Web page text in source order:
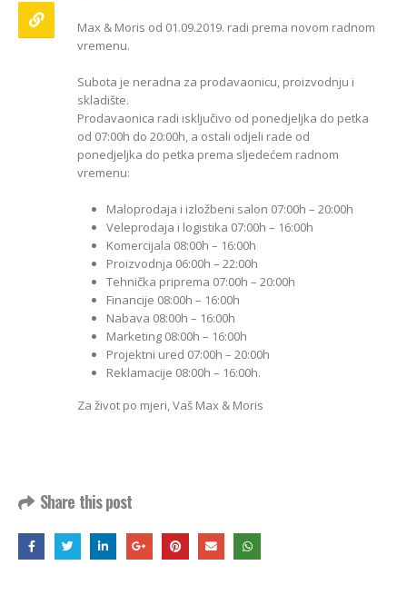
Max & Moris od 01.09.2019. radi prema novom radnom
vremenu.
Subota je neradna za prodavaonicu, proizvodnju i
skladište.
Prodavaonica radi isključivo od ponedjeljka do petka
od 07:00h do 20:00h, a ostali odjeli rade od
ponedjeljka do petka prema sljedećem radnom
vremenu:
Maloprodaja i izložbeni salon 07:00h – 20:00h
Veleprodaja i logistika 07:00h – 16:00h
Komercijala 08:00h – 16:00h
Proizvodnja 06:00h – 22:00h
Tehnička priprema 07:00h – 20:00h
Financije 08:00h – 16:00h
Nabava 08:00h – 16:00h
Marketing 08:00h – 16:00h
Projektni ured 07:00h – 20:00h
Reklamacije 08:00h – 16:00h.
Za život po mjeri, Vaš Max & Moris
Share this post
EGGER Dekorativna
kolekcija 26+
Inspiracija bez granica:
Pogledajte kako Lamello
spaja i najzahtjevnije
kutove
format podnih daski?
Podloge za EGGER
podove
15/01/2025